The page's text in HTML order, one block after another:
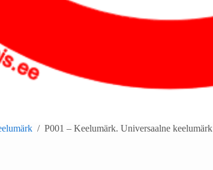
/ P001 – Keelumärk. Universaalne keelumärk